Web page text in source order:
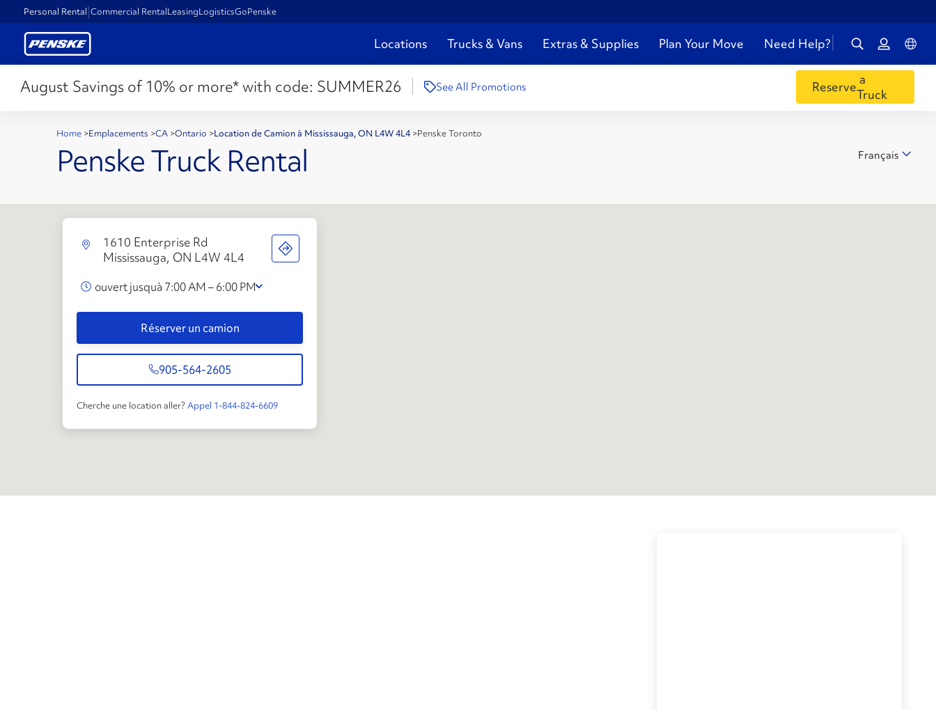
Personal Rental Commercial RentalLeasingLogisticsGoPenske
Locations Trucks & Vans Extras & Supplies Plan Your Move Need Help?
August Savings of 10% or more* with code: SUMMER26 See All Promotions Reservea
Truck
Home >Emplacements >CA >Ontario >Location de Camion à Mississauga, ON L4W 4L4 >Penske Toronto
Penske Truck Rental Français
1610 Enterprise Rd
Mississauga, ON L4W 4L4
ouvert jusquà 7:00 AM – 6:00 PM
Réserver un camion
905-564-2605
Cherche une location aller? Appel 1-844-824-6609